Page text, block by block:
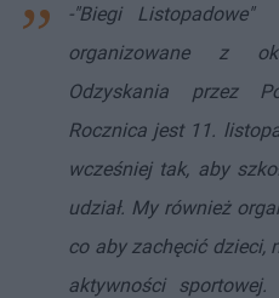
-"Biegi
organizowane z
Odzyskania przez
Rocznica jest 11.
wcześniej tak, aby
udział. My również
co aby zachęcić dzieci,
aktywności sportowej.